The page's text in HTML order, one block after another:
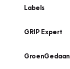
Labels
GRIP Expert
GroenGedaan